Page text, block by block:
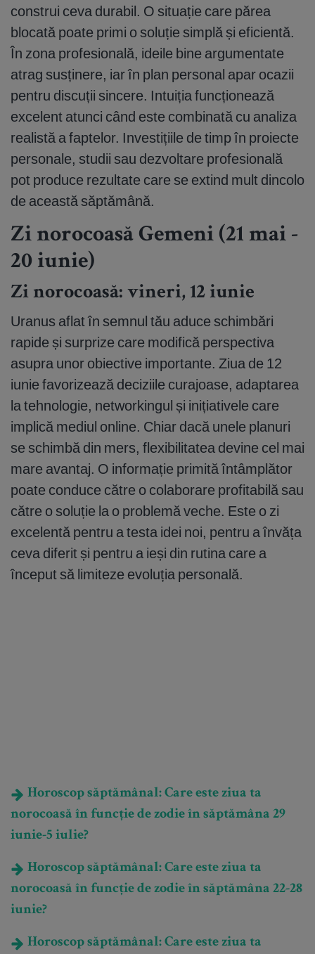
construi ceva durabil. O situație care părea
blocată poate primi o soluție simplă și eficientă.
În zona profesională, ideile bine argumentate
atrag susținere, iar în plan personal apar ocazii
pentru discuții sincere. Intuiția funcționează
excelent atunci când este combinată cu analiza
realistă a faptelor. Investițiile de timp în proiecte
personale, studii sau dezvoltare profesională
pot produce rezultate care se extind mult dincolo
de această săptămână.
Zi norocoasă Gemeni (21 mai -
20 iunie)
Zi norocoasă: vineri, 12 iunie
Uranus aflat în semnul tău aduce schimbări
rapide și surprize care modifică perspectiva
asupra unor obiective importante. Ziua de 12
iunie favorizează deciziile curajoase, adaptarea
la tehnologie, networkingul și inițiativele care
implică mediul online. Chiar dacă unele planuri
se schimbă din mers, flexibilitatea devine cel mai
mare avantaj. O informație primită întâmplător
poate conduce către o colaborare profitabilă sau
către o soluție la o problemă veche. Este o zi
excelentă pentru a testa idei noi, pentru a învăța
ceva diferit și pentru a ieși din rutina care a
început să limiteze evoluția personală.
Horoscop săptămânal: Care este ziua ta
norocoasă în funcție de zodie în săptămâna 29
iunie-5 iulie?
Horoscop săptămânal: Care este ziua ta
norocoasă în funcție de zodie în săptămâna 22-28
iunie?
Horoscop săptămânal: Care este ziua ta